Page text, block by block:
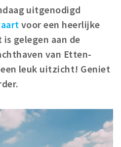
uitgenodigd
voor een heerlijke
gelegen aan de
van Etten-
leuk uitzicht! Geniet